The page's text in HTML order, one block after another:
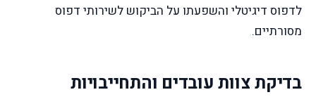
לדפוס דיגיטלי והשפעתו על הביקוש לשירותי דפוס
מסורתיים.
בדיקת צוות עובדים והתחייבויות